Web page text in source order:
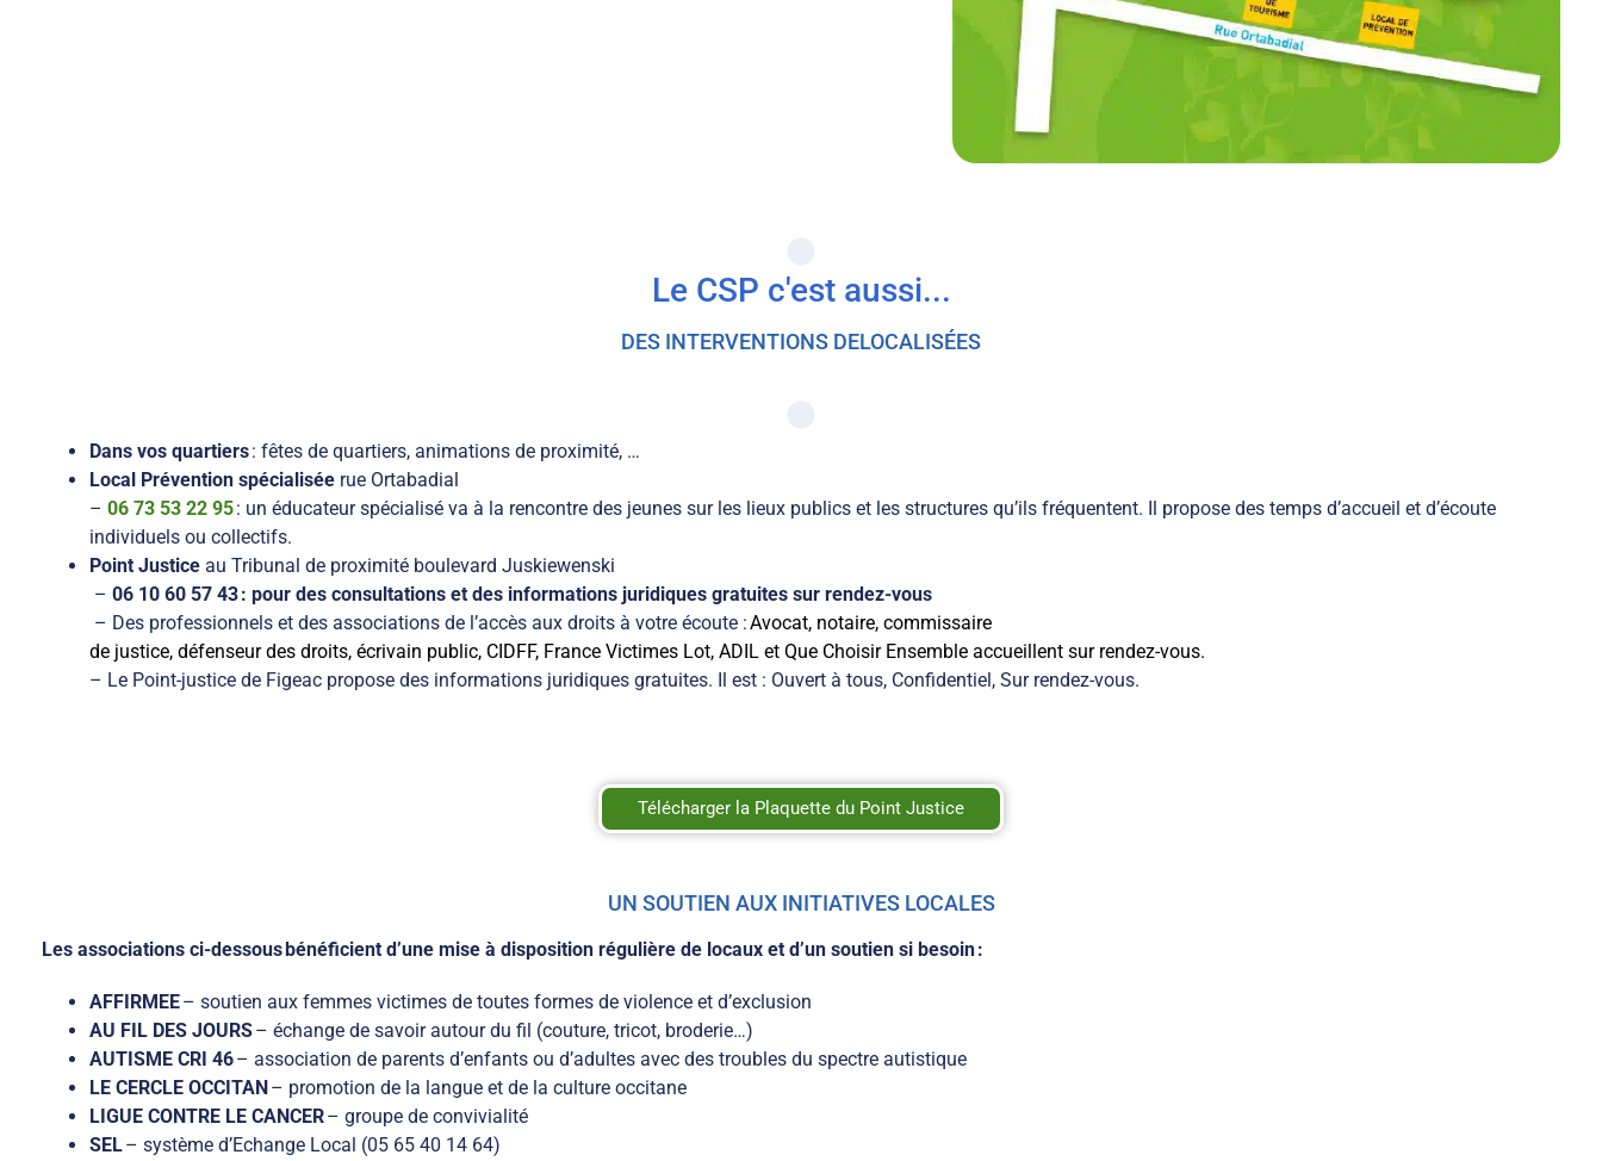
Le CSP c'est aussi...
DES INTERVENTIONS DELOCALISÉES
Dans vos quartiers: fêtes de quartiers, animations de proximité, …
Local Prévention spécialisée rue Ortabadial
– 06 73 53 22 95: un éducateur spécialisé va à la rencontre des jeunes sur les lieux publics et les structures qu’ils fréquentent. Il propose des temps d’accueil et d’écoute
individuels ou collectifs.
Point Justice au Tribunal de proximité boulevard Juskiewenski
– 06 10 60 57 43 : pour des consultations et des informations juridiques gratuites sur rendez-vous
– Des professionnels et des associations de l’accès aux droits à votre écoute :Avocat, notaire, commissaire
de justice, défenseur des droits, écrivain public, CIDFF, France Victimes Lot, ADIL et Que Choisir Ensemble accueillent sur rendez-vous.
– Le Point-justice de Figeac propose des informations juridiques gratuites. Il est : Ouvert à tous, Confidentiel, Sur rendez-vous.
Télécharger la Plaquette du Point Justice
UN SOUTIEN AUX INITIATIVES LOCALES
Les associations ci-dessousbénéficient d’une mise à disposition régulière de locaux et d’un soutien si besoin :
AFFIRMEE– soutien aux femmes victimes de toutes formes de violence et d’exclusion
AU FIL DES JOURS– échange de savoir autour du fil (couture, tricot, broderie…)
AUTISME CRI 46– association de parents d’enfants ou d’adultes avec des troubles du spectre autistique
LE CERCLE OCCITAN– promotion de la langue et de la culture occitane
LIGUE CONTRE LE CANCER– groupe de convivialité
SEL– système d’Echange Local (05 65 40 14 64)